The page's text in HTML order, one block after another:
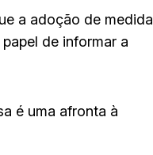
a adoção de medida
de informar a
é uma afronta à